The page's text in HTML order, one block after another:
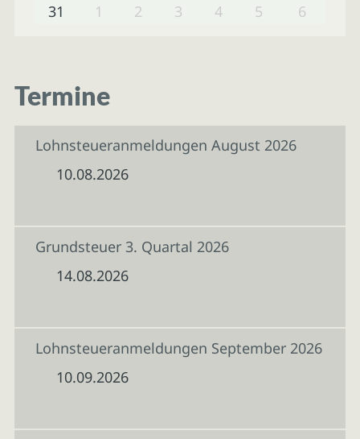
31
1 2 3 4 5 6
Termine
Lohnsteueranmeldungen August 2026
10.08.2026
Grundsteuer 3. Quartal 2026
14.08.2026
Lohnsteueranmeldungen September 2026
10.09.2026